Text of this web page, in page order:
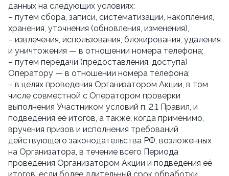
данных на следующих условиях:
– путем сбора, записи, систематизации, накопления,
хранения, уточнения (обновления, изменения),
– извлечения, использования, блокирования, удаления
и уничтожения — в отношении номера телефона;
– путем передачи (предоставления, доступа)
Оператору — в отношении номера телефона;
– в целях проведения Организатором Акции, в том
числе совместной с Оператором проверки
выполнения Участником условий п. 2.1 Правил, и
подведения её итогов, а также, когда применимо,
вручения призов и исполнения требований
действующего законодательства РФ, возложенных
на Организатора, в течение всего Периода
проведения Организатором Акции и подведения её
итогов, если более длительный срок обработки